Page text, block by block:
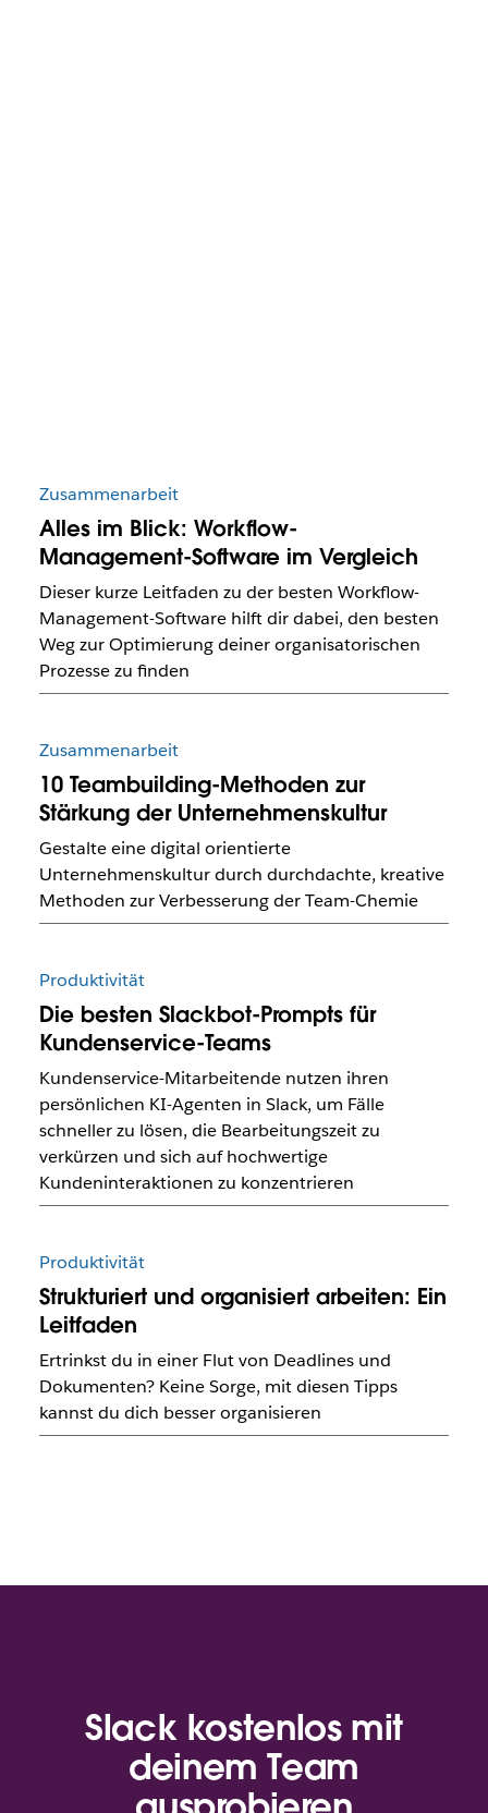
Zusammenarbeit
Alles im Blick: Workflow-
Management-Software im Vergleich
Dieser kurze Leitfaden zu der besten Workflow-
Management-Software hilft dir dabei, den besten
Weg zur Optimierung deiner organisatorischen
Prozesse zu finden
Zusammenarbeit
10 Teambuilding-Methoden zur
Stärkung der Unternehmenskultur
Gestalte eine digital orientierte
Unternehmenskultur durch durchdachte, kreative
Methoden zur Verbesserung der Team-Chemie
Produktivität
Die besten Slackbot-Prompts für
Kundenservice-Teams
Kundenservice-Mitarbeitende nutzen ihren
persönlichen KI-Agenten in Slack, um Fälle
schneller zu lösen, die Bearbeitungszeit zu
verkürzen und sich auf hochwertige
Kundeninteraktionen zu konzentrieren
Produktivität
Strukturiert und organisiert arbeiten: Ein
Leitfaden
Ertrinkst du in einer Flut von Deadlines und
Dokumenten? Keine Sorge, mit diesen Tipps
kannst du dich besser organisieren
Slack kostenlos mit
deinem Team